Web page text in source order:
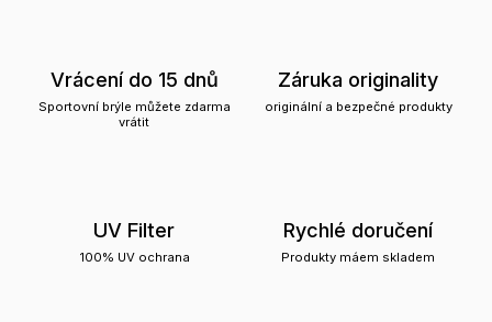
Vrácení do 15 dnů
Sportovní brýle můžete zdarma
vrátit
Záruka originality
originální a bezpečné produkty
UV Filter
100% UV ochrana
Rychlé doručení
Produkty máem skladem